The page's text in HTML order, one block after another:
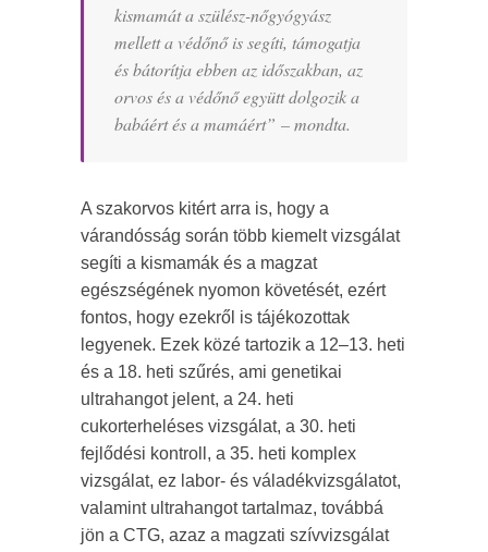
kismamát a szülész-nőgyógyász
mellett a védőnő is segíti, támogatja
és bátorítja ebben az időszakban, az
orvos és a védőnő együtt dolgozik a
babáért és a mamáért” – mondta.
A szakorvos kitért arra is, hogy a
várandósság során több kiemelt vizsgálat
segíti a kismamák és a magzat
egészségének nyomon követését, ezért
fontos, hogy ezekről is tájékozottak
legyenek. Ezek közé tartozik a 12–13. heti
és a 18. heti szűrés, ami genetikai
ultrahangot jelent, a 24. heti
cukorterheléses vizsgálat, a 30. heti
fejlődési kontroll, a 35. heti komplex
vizsgálat, ez labor- és váladékvizsgálatot,
valamint ultrahangot tartalmaz, továbbá
jön a CTG, azaz a magzati szívvizsgálat